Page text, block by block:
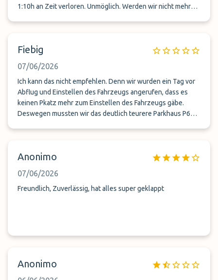
1:10h an Zeit verloren. Unmöglich. Werden wir nicht mehr
Fiebig
07/06/2026
Ich kann das nicht empfehlen. Denn wir wurden ein Tag vor
Abflug und Einstellen des Fahrzeugs angerufen, dass es
keinen Pkatz mehr zum Einstellen des Fahrzeugs gäbe.
Deswegen mussten wir das deutlich teurere Parkhaus P6
Anonimo
07/06/2026
Freundlich, Zuverlässig, hat alles super geklappt
Anonimo